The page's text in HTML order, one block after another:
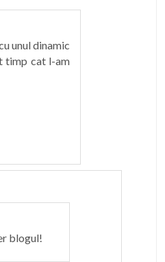
unul dinamic
timp cat l-am
blogul!